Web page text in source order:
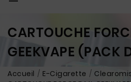
CARTOUCHE
GEEKVAPE (PACK
Accueil E-Cigarette